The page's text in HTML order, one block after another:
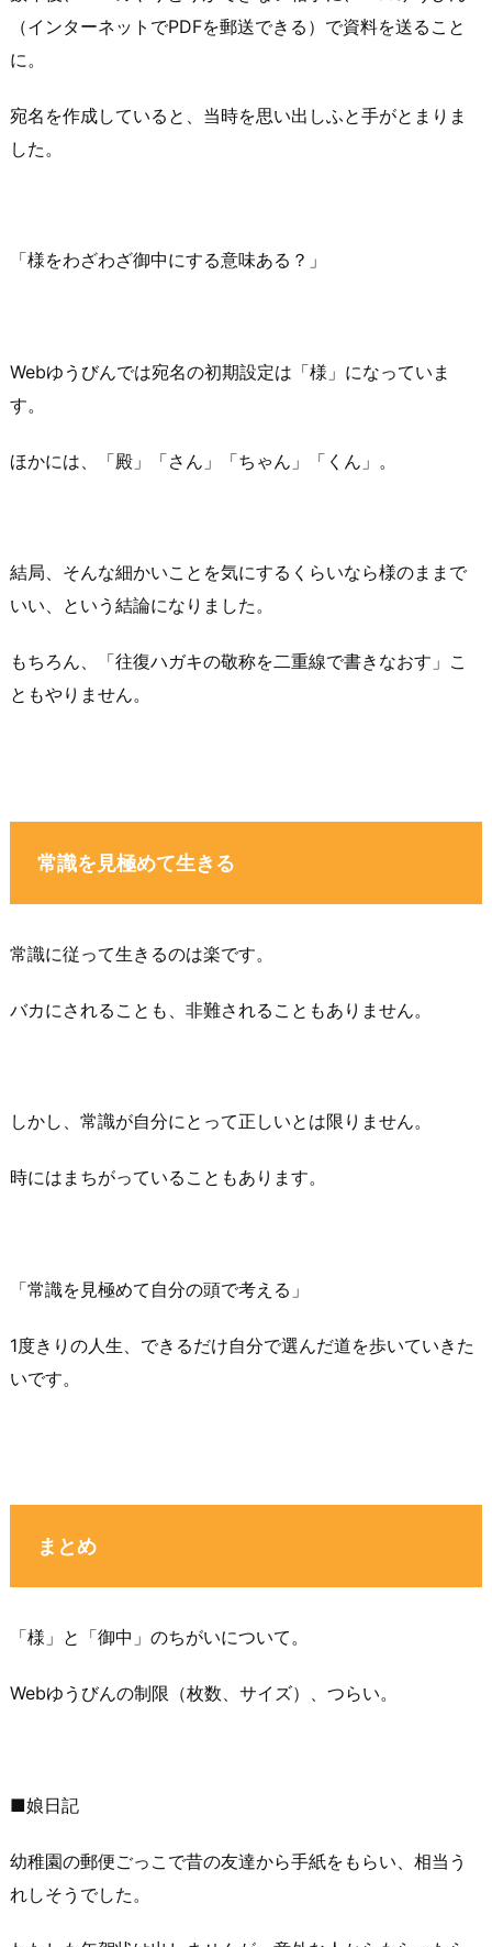
（インターネットでPDFを郵送できる）で資料を送ること
に。
宛名を作成していると、当時を思い出しふと手がとまりま
した。
「様をわざわざ御中にする意味ある？」
Webゆうびんでは宛名の初期設定は「様」になっていま
す。
ほかには、「殿」「さん」「ちゃん」「くん」。
結局、そんな細かいことを気にするくらいなら様のままで
いい、という結論になりました。
もちろん、「往復ハガキの敬称を二重線で書きなおす」こ
ともやりません。
常識を見極めて生きる
常識に従って生きるのは楽です。
バカにされることも、非難されることもありません。
しかし、常識が自分にとって正しいとは限りません。
時にはまちがっていることもあります。
「常識を見極めて自分の頭で考える」
1度きりの人生、できるだけ自分で選んだ道を歩いていきた
いです。
まとめ
「様」と「御中」のちがいについて。
Webゆうびんの制限（枚数、サイズ）、つらい。
■娘日記
幼稚園の郵便ごっこで昔の友達から手紙をもらい、相当う
れしそうでした。